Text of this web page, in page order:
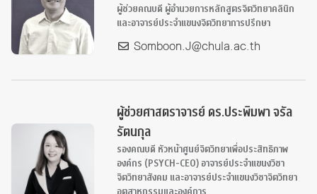
ผู้ช่วยคณบดี ผู้อำนวยการหลักสูตรจิตวิทยาคลินิก
และอาจารย์ประจำแขนงจิตวิทยาการปรึกษา
Somboon.J@chula.ac.th
ผู้ช่วยศาสตราจารย์ ดร.ประพิมพา จรัล
รัตนกุล
รองคณบดี หัวหน้าศูนย์จิตวิทยาเพื่อประสิทธิภาพ
องค์กร (PSYCH-CEO) อาจารย์ประจำแขนงวิชา
จิตวิทยาสังคม และอาจารย์ประจำแขนงวิชาจิตวิทยา